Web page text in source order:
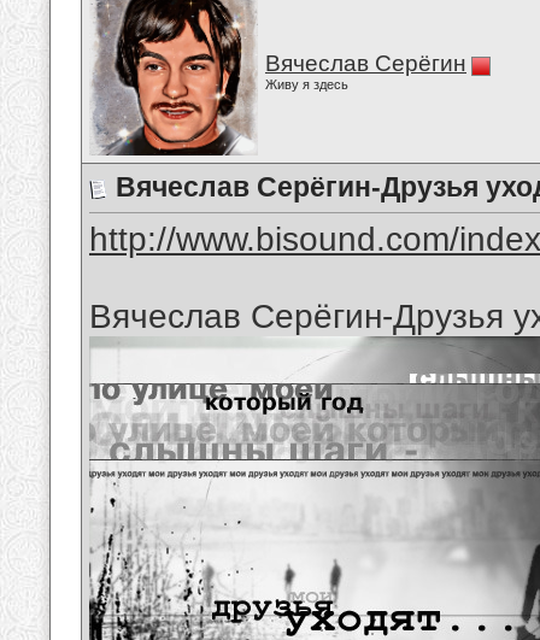
Вячеслав Серёгин
Живу я здесь
Вячеслав Серёгин-Друзья
http://www.bisound.com/
Вячеслав Серёгин-Друзья